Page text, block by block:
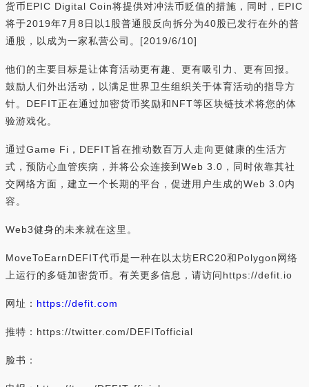
货币EPIC Digital Coin将提供对冲法币贬值的措施，同时，EPIC
将于2019年7月8日以1股普通股反向拆分为40股已发行在外的普
通股，以成为一家私营公司。[2019/6/10]
他们的主要目标是让体育活动更有趣、更有吸引力、更有回报。
鼓励人们外出活动，以满足世界卫生组织关于体育活动的指导方
针。DEFIT正在通过加密货币奖励和NFT等区块链技术将您的体
验游戏化。
通过Game Fi，DEFIT旨在推动数百万人走向更健康的生活方
式，预防心血管疾病，并将公众连接到Web 3.0，同时依靠其社
交网络方面，建立一个长期的平台，促进用户生成的Web 3.0内
容。
Web3健身的未来就在这里。
MoveToEarnDEFIT代币是一种在以太坊ERC20和Polygon网络
上运行的多链加密货币。有关更多信息，请访问https://defit.io
网址： https://defit.com
推特：https://twitter.com/DEFITofficial
脸书：